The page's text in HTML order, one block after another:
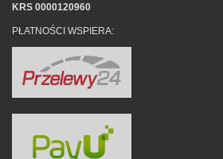
KRS 0000120960
PŁATNOŚCI WSPIERA: